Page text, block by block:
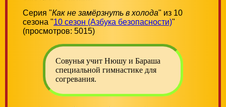
Серия "Как не замёрзнуть в холода" из 10
сезона "10 сезон (Азбука безопасности)"
(просмотров: 5015)
Совунья учит Нюшу и Бараша
специальной гимнастике для
согревания.